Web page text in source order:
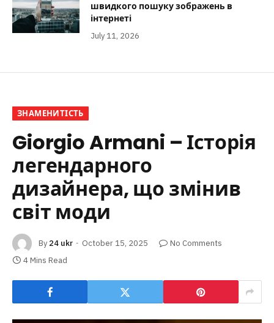
швидкого пошуку зображень в
інтернеті
July 11, 2026
ЗНАМЕНИТІСТЬ
Giorgio Armani – Історія
легендарного
дизайнера, що змінив
світ моди
By 24 ukr October 15, 2025
No Comments
4 Mins Read